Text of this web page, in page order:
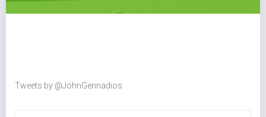
Tweets by @JohnGennadios